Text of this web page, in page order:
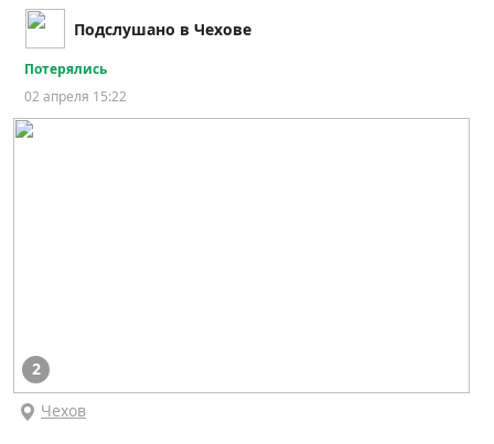
Подслушано в Чехове
Потерялись
02 апреля 15:22
2
Чехов